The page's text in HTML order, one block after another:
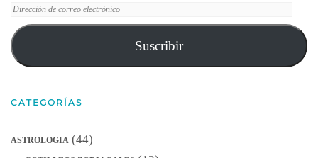
Dirección
de
correo
electrónico
Suscribir
CATEGORÍAS
ASTROLOGIA (44)